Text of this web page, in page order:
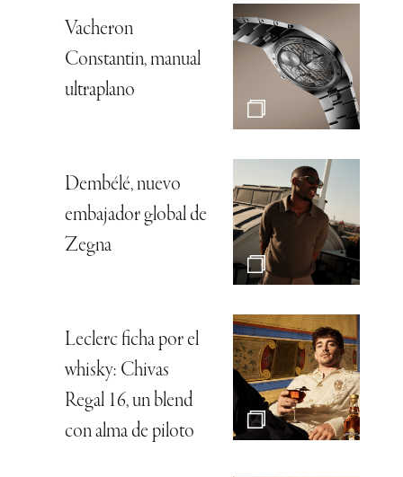
Vacheron
Constantin, manual
ultraplano
Dembélé, nuevo
embajador global de
Zegna
Leclerc ficha por el
whisky: Chivas
Regal 16, un blend
con alma de piloto